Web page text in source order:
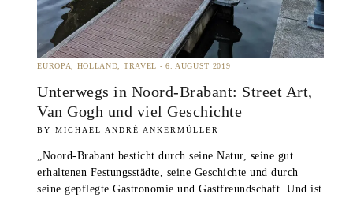
EUROPA HOLLAND TRAVEL 6. AUGUST 2019
Unterwegs in Noord-Brabant: Street Art,
Van Gogh und viel Geschichte
MICHAEL ANDRÉ ANKERMÜLLER
„Noord-Brabant besticht durch seine Natur, seine gut
erhaltenen Festungsstädte, seine Geschichte und durch
seine gepflegte Gastronomie und Gastfreundschaft. Und ist